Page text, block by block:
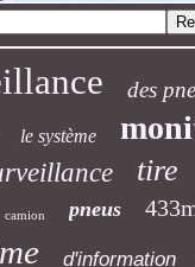
des
le système
tire
camion pneus
d'information